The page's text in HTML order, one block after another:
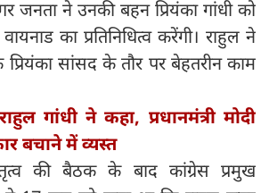
जनता ने उनकी बहन प्रियंका गांधी को
का प्रतिनिधित्व करेंगी। राहुल ने
प्रियंका सांसद के तौर पर बेहतरीन काम
राहुल गांधी ने कहा, प्रधानमंत्री मोदी
बचाने में व्यस्त
की बैठक के बाद कांग्रेस प्रमुख